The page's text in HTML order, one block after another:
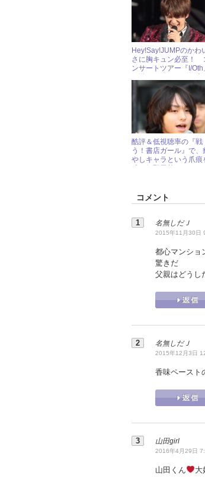
Hey!Say!JUMPのかわ
さに胸キュン必至！
ンサートツアー『I/Oth
出！
酷評＆低視聴率の『戦
う！書店ガール』で、
やしキャラという爪痕
コメント
名無しだＪ
2015年11月30日
都心マンショ
驚きだ
父親はどうし
名無しだＪ
2015年12月3日
香味ペースト
山田girl
2016年4月29日
山田くん 大